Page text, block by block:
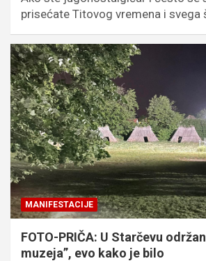
prisećate Titovog vremena i
MANIFESTACIJE
FOTO-PRIČA: U Starčevu
muzeja”, evo kako je bilo